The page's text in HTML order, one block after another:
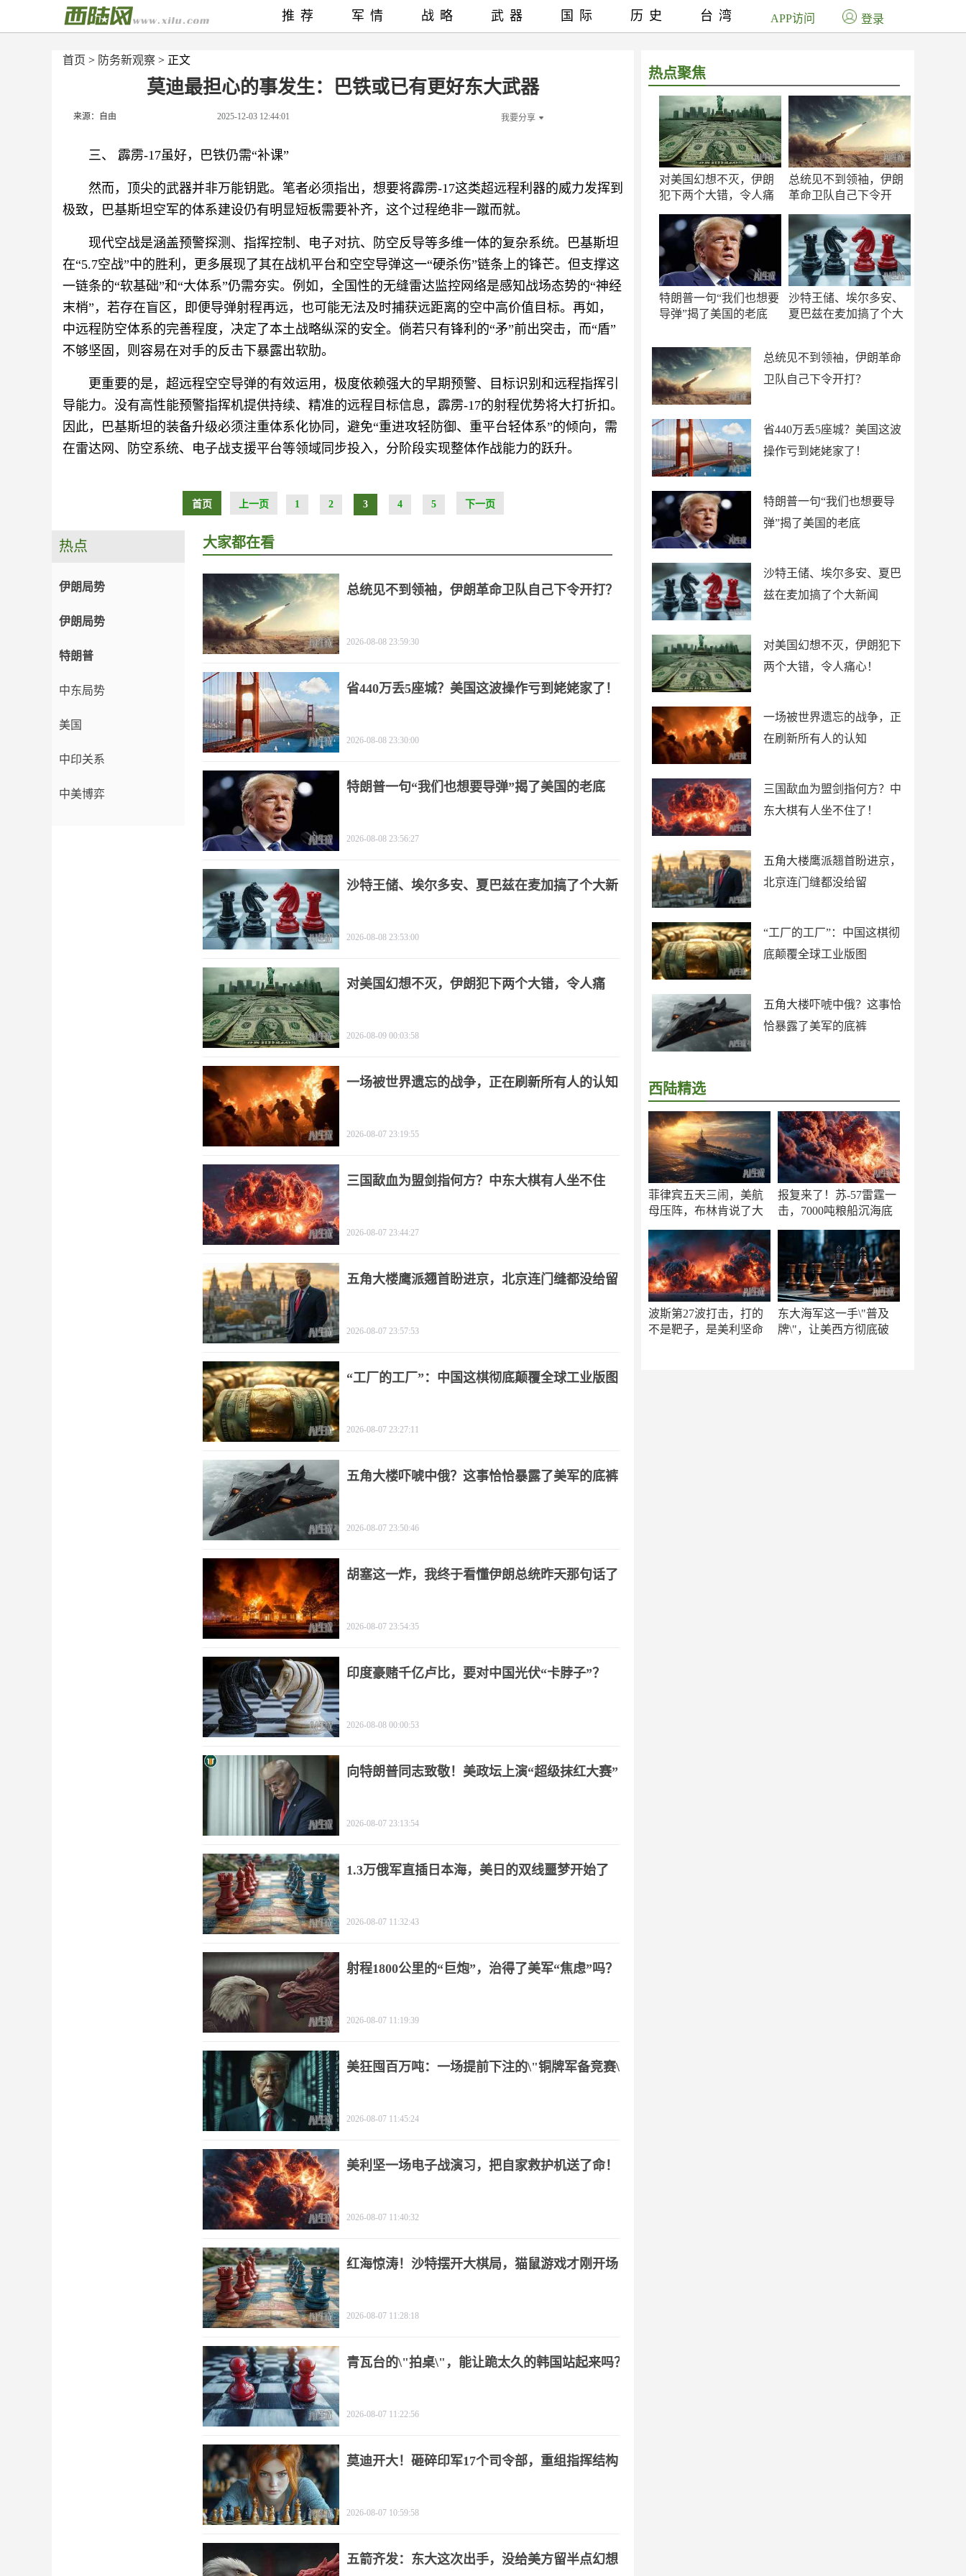
首页 > 防务新观察 > 正文
莫迪最担心的事发生：巴铁或已有更好东大武器
来源：自由 2025-12-03 12:44:01 我要分享
三、 霹雳-17虽好，巴铁仍需“补课”
然而，顶尖的武器并非万能钥匙。笔者必须指出，想要将霹雳-17这类超远程利器的威力发挥到
极致，巴基斯坦空军的体系建设仍有明显短板需要补齐，这个过程绝非一蹴而就。
现代空战是涵盖预警探测、指挥控制、电子对抗、防空反导等多维一体的复杂系统。巴基斯坦
在“5.7空战”中的胜利，更多展现了其在战机平台和空空导弹这一“硬杀伤”链条上的锋芒。但支撑这
一链条的“软基础”和“大体系”仍需夯实。例如，全国性的无缝雷达监控网络是感知战场态势的“神经
末梢”，若存在盲区，即便导弹射程再远，也可能无法及时捕获远距离的空中高价值目标。再如，
中远程防空体系的完善程度，决定了本土战略纵深的安全。倘若只有锋利的“矛”前出突击，而“盾”
不够坚固，则容易在对手的反击下暴露出软肋。
更重要的是，超远程空空导弹的有效运用，极度依赖强大的早期预警、目标识别和远程指挥引
导能力。没有高性能预警指挥机提供持续、精准的远程目标信息，霹雳-17的射程优势将大打折扣。
因此，巴基斯坦的装备升级必须注重体系化协同，避免“重进攻轻防御、重平台轻体系”的倾向，需
在雷达网、防空系统、电子战支援平台等领域同步投入，分阶段实现整体作战能力的跃升。
首页 上一页 1 2 3 4 5 下一页
热点聚焦
对美国幻想不灭，伊朗
犯下两个大错，令人痛
总统见不到领袖，伊朗
革命卫队自己下令开
特朗普一句“我们也想要
导弹”揭了美国的老底
沙特王储、埃尔多安、
夏巴兹在麦加搞了个大
总统见不到领袖，伊朗革命
卫队自己下令开打？
省440万丢5座城？美国这波
操作亏到姥姥家了！
特朗普一句“我们也想要导
弹”揭了美国的老底
沙特王储、埃尔多安、夏巴
兹在麦加搞了个大新闻
对美国幻想不灭，伊朗犯下
两个大错，令人痛心！
一场被世界遗忘的战争，正
在刷新所有人的认知
三国歃血为盟剑指何方？中
东大棋有人坐不住了！
五角大楼鹰派翘首盼进京，
北京连门缝都没给留
“工厂的工厂”：中国这棋彻
底颠覆全球工业版图
五角大楼吓唬中俄？这事恰
恰暴露了美军的底裤
西陆精选
菲律宾五天三闹，美航
母压阵，布林肯说了大
报复来了！苏-57雷霆一
击，7000吨粮船沉海底
波斯第27波打击，打的
不是靶子，是美利坚命
东大海军这一手\"普及
牌\"，让美西方彻底破
推荐 军情 战略 武器 国际 历史 台湾 APP访问 登录
热点
伊朗局势
伊朗局势
特朗普
中东局势
美国
中印关系
中美博弈
大家都在看
总统见不到领袖，伊朗革命卫队自己下令开打？
2026-08-08 23:59:30
省440万丢5座城？美国这波操作亏到姥姥家了！
2026-08-08 23:30:00
特朗普一句“我们也想要导弹”揭了美国的老底
2026-08-08 23:56:27
沙特王储、埃尔多安、夏巴兹在麦加搞了个大新
2026-08-08 23:53:00
对美国幻想不灭，伊朗犯下两个大错，令人痛
2026-08-09 00:03:58
一场被世界遗忘的战争，正在刷新所有人的认知
2026-08-07 23:19:55
三国歃血为盟剑指何方？中东大棋有人坐不住
2026-08-07 23:44:27
五角大楼鹰派翘首盼进京，北京连门缝都没给留
2026-08-07 23:57:53
“工厂的工厂”：中国这棋彻底颠覆全球工业版图
2026-08-07 23:27:11
五角大楼吓唬中俄？这事恰恰暴露了美军的底裤
2026-08-07 23:50:46
胡塞这一炸，我终于看懂伊朗总统昨天那句话了
2026-08-07 23:54:35
印度豪赌千亿卢比，要对中国光伏“卡脖子”？
2026-08-08 00:00:53
向特朗普同志致敬！美政坛上演“超级抹红大赛”
2026-08-07 23:13:54
1.3万俄军直插日本海，美日的双线噩梦开始了
2026-08-07 11:32:43
射程1800公里的“巨炮”，治得了美军“焦虑”吗？
2026-08-07 11:19:39
美狂囤百万吨：一场提前下注的\"铜牌军备竞赛\"
2026-08-07 11:45:24
美利坚一场电子战演习，把自家救护机送了命！
2026-08-07 11:40:32
红海惊涛！沙特摆开大棋局，猫鼠游戏才刚开场
2026-08-07 11:28:18
青瓦台的\"拍桌\"，能让跪太久的韩国站起来吗？
2026-08-07 11:22:56
莫迪开大！砸碎印军17个司令部，重组指挥结构
2026-08-07 10:59:58
五箭齐发：东大这次出手，没给美方留半点幻想